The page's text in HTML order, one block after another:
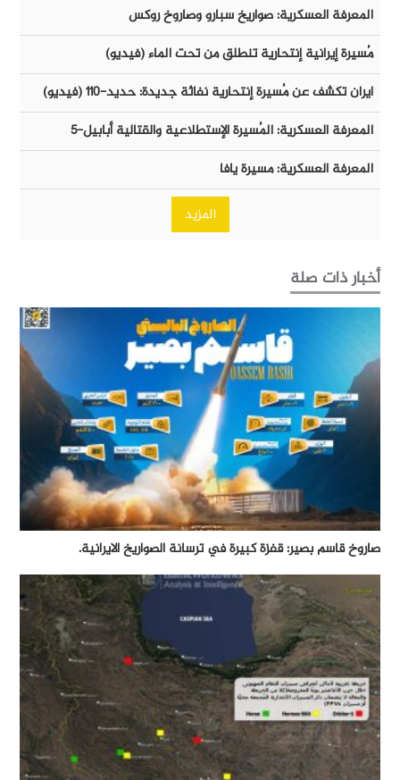
المعرفة العسكرية: صواريخ سبارو وصاروخ روكس
مُسيرة إيرانية إنتحارية تنطلق من تحت الماء (فيديو)
ايران تكشف عن مُسيرة إنتحارية نفاثة جديدة: حديد-١١٠ (فيديو)
المعرفة العسكرية: المُسيرة الإستطلاعية والقتالية أبابيل-٥
المعرفة العسكرية: مسيرة يافا
المزيد
أخبار ذات صلة
صاروخ قاسم بصير: قفزة كبيرة في ترسانة الصواريخ الايرانية.